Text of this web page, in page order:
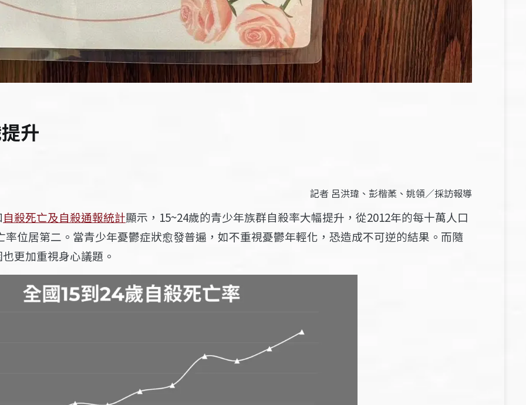
升
記者 呂洪瑋、彭楷葇、姚領／採訪報導
自殺死亡及自殺通報統計顯示， 15~24歲的青少年族群自殺率大幅提升，從2012年的每十萬人口
率位居第二 。當青少年憂鬱症狀愈發普遍，如不重視憂鬱年輕化，恐造成不可逆的結果。而隨
更加重視身心議題。